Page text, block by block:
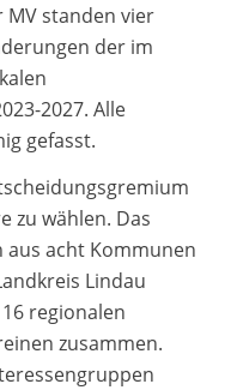
standen vier
der im
2027. Alle
gefasst.
zu wählen. Das
aus acht Kommunen
Lindau
regionalen
zusammen.